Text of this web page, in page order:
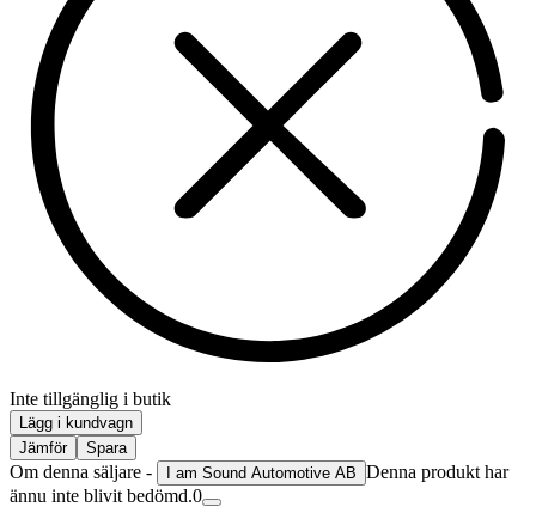
Inte tillgänglig i butik
Lägg i kundvagn
Jämför
Spara
Om denna säljare - I am Sound Automotive AB Denna produkt har
ännu inte blivit bedömd.0